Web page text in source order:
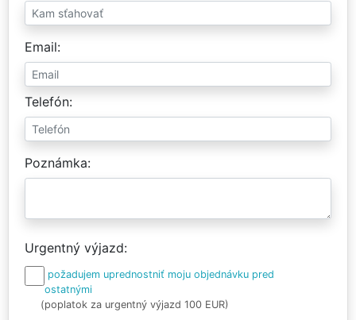
Email
Telefón
Poznámka
Urgentný výjazd
požadujem uprednostniť moju objednávku pred
ostatnými
(poplatok za urgentný výjazd 100 EUR)